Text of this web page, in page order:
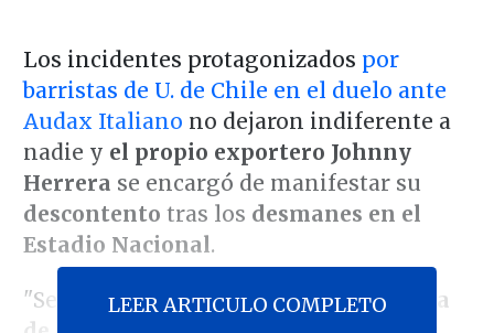
Los incidentes protagonizados por
barristas de U. de Chile en el duelo ante
Audax Italiano no dejaron indiferente a
nadie y el propio exportero Johnny
Herrera se encargó de manifestar su
descontento tras los desmanes en el
Estadio Nacional.
"Se anunció estevandalismo en contra
LEER ARTICULO COMPLETO